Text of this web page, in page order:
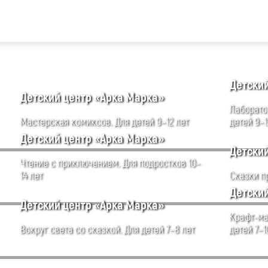
Детский центр «Арка Марка»
Мастерская комиксов. Для детей 9–12 лет
детей
Детский центр «Арка Марка»
Чтение с приключением. Для подростков 10–
14 лет
Сказки
Детский центр «Арка Марка»
Вокруг света со сказкой. Для детей 7–8 лет
Крафт-
детей